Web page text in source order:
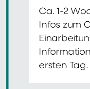
Ca. 1-2
Infos zum
ersten Tag.